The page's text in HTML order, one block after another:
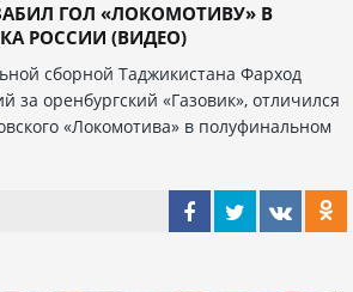
ГОЛ «ЛОКОМОТИВУ» В
РОССИИ (ВИДЕО)
сборной Таджикистана Фарход
за оренбургский «Газовик», отличился
«Локомотива» в полуфинальном